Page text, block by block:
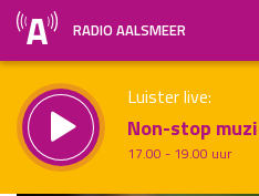
RADIO AALSMEER
Luister live:
Non-stop
17.00 - 19.00 uur